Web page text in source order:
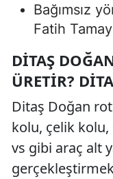
Bağımsız
Fatih Tamay
DITAŞ
ÜRETIR?
Ditaş Doğan
kolu, çelik
vs gibi araç alt